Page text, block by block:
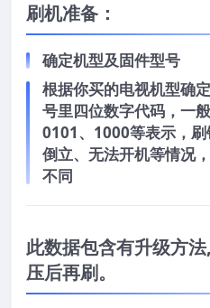
刷机准备：
确定机型及固件型号
根据你买的电视机型确
号里四位数字代码，一
0101、1000等表示，
倒立、无法开机等情况
不同
此数据包含有升级方
压后再刷。